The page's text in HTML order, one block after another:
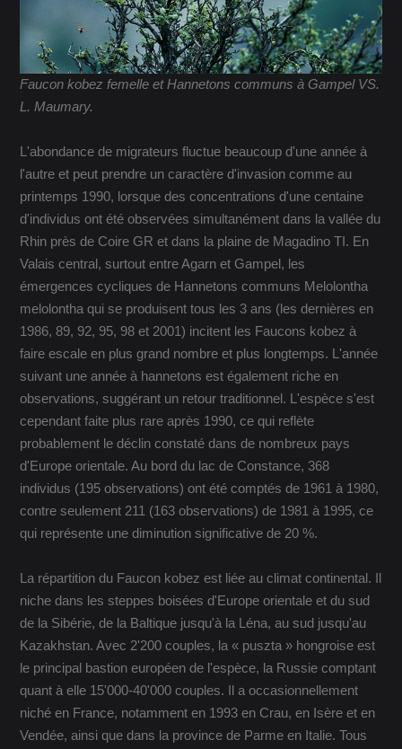
Faucon kobez femelle et Hannetons communs à Gampel VS.
L. Maumary.
L'abondance de migrateurs fluctue beaucoup d'une année à
l'autre et peut prendre un caractère d'invasion comme au
printemps 1990, lorsque des concentrations d'une centaine
d'individus ont été observées simultanément dans la vallée du
Rhin près de Coire GR et dans la plaine de Magadino TI. En
Valais central, surtout entre Agarn et Gampel, les
émergences cycliques de Hannetons communs Melolontha
melolontha qui se produisent tous les 3 ans (les dernières en
1986, 89, 92, 95, 98 et 2001) incitent les Faucons kobez à
faire escale en plus grand nombre et plus longtemps. L'année
suivant une année à hannetons est également riche en
observations, suggérant un retour traditionnel. L'espèce s'est
cependant faite plus rare après 1990, ce qui reflète
probablement le déclin constaté dans de nombreux pays
d'Europe orientale. Au bord du lac de Constance, 368
individus (195 observations) ont été comptés de 1961 à 1980,
contre seulement 211 (163 observations) de 1981 à 1995, ce
qui représente une diminution significative de 20 %.
La répartition du Faucon kobez est liée au climat continental. Il
niche dans les steppes boisées d'Europe orientale et du sud
de la Sibérie, de la Baltique jusqu'à la Léna, au sud jusqu'au
Kazakhstan. Avec 2'200 couples, la « puszta » hongroise est
le principal bastion européen de l'espèce, la Russie comptant
quant à elle 15'000-40'000 couples. Il a occasionnellement
niché en France, notamment en 1993 en Crau, en Isère et en
Vendée, ainsi que dans la province de Parme en Italie. Tous